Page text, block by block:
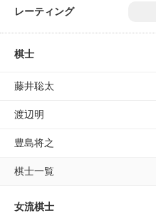
レーティング
棋士
藤井聡太
渡辺明
豊島将之
棋士一覧
女流棋士